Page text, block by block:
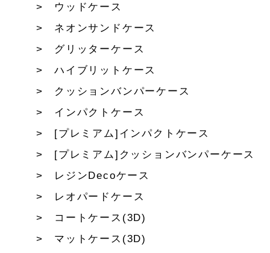
ウッドケース
ネオンサンドケース
グリッターケース
ハイブリットケース
クッションバンパーケース
インパクトケース
[プレミアム]インパクトケース
[プレミアム]クッションバンパーケース
レジンDecoケース
レオパードケース
コートケース(3D)
マットケース(3D)